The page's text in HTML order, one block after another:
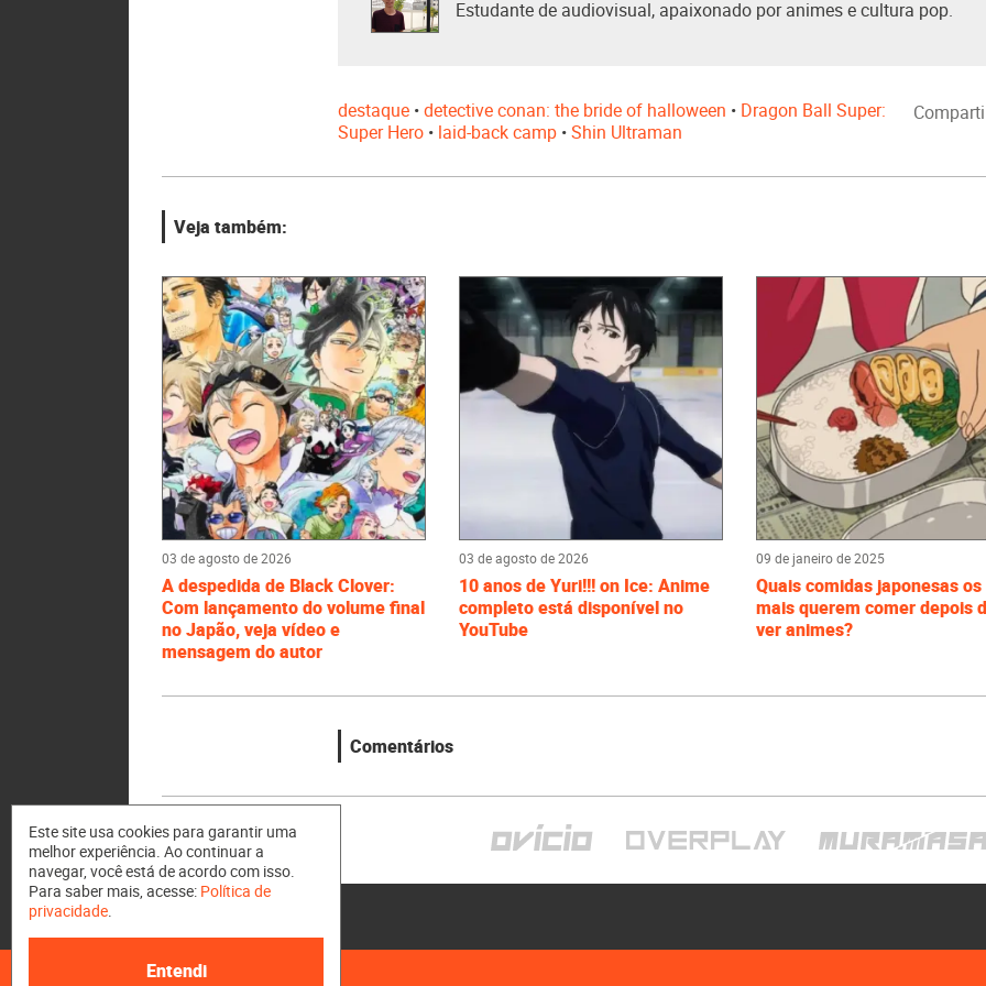
Estudante de audiovisual, apaixonado por animes e cultura pop.
destaque •detective conan: the bride of halloween • Dragon Ball Super:
Super Hero • laid-back camp •Shin Ultraman
Veja também:
03 de agosto de 2026
A despedida de Black Clover:
Com lançamento do volume final
no Japão, veja vídeo e
mensagem do autor
03 de agosto de 2026
10 anos de Yuri!!! on Ice: Anime
completo está disponível no
YouTube
09 de janeiro de 2025
Quais comidas japonesas
mais querem comer depois
ver animes?
Comentários
Este site usa cookies para garantir uma
melhor experiência. Ao continuar a
navegar, você está de acordo com isso.
Para saber mais, acesse: Política de
privacidade.
Entendi